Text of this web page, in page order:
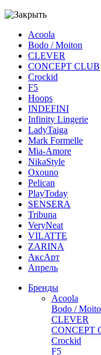
Acoola
Bodo / Moiton
CLEVER
CONCEPT CLUB
Crockid
F5
Hoops
INDEFINI
Infinity Lingerie
LadyTaiga
Mark Formelle
Mia-Amore
NikaStyle
Oxouno
Pelican
PlayToday
SENSERA
Tribuna
VeryNeat
VILATTE
ZARINA
АксАрт
Апрель
Бренды
Acoola
Bodo /
CLEVER
CONCEPT
Crockid
F5